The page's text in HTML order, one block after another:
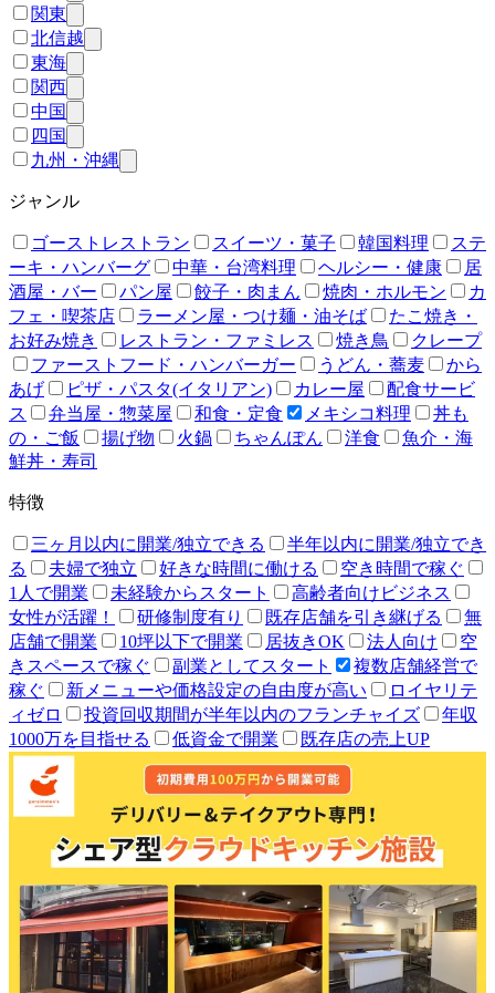
関東
北信越
東海
関西
中国
四国
九州・沖縄
ジャンル
ゴーストレストラン スイーツ・菓子 韓国料理
ステ
ーキ・ハンバーグ
中華・台湾料理 ヘルシー・健康
居
酒屋・バー
パン屋 餃子・肉まん 焼肉・ホルモン
カ
フェ・喫茶店
ラーメン屋・つけ麺・油そば
たこ焼き・
お好み焼き
レストラン・ファミレス 焼き鳥
クレープ
ファーストフード・ハンバーガー
うどん・蕎麦
から
あげ
ピザ・パスタ(イタリアン) カレー屋
配食サービ
ス
弁当屋・惣菜屋 和食・定食 メキシコ料理
丼も
の・ご飯
揚げ物 火鍋 ちゃんぽん 洋食
魚介・海
鮮丼・寿司
特徴
三ヶ月以内に開業/独立できる
半年以内に開業/独立でき
る
夫婦で独立 好きな時間に働ける
空き時間で稼ぐ
1人で開業
未経験からスタート
高齢者向けビジネス
女性が活躍！
研修制度有り 既存店舗を引き継げる
無
店舗で開業
10坪以下で開業 居抜きOK 法人向け
空
きスペースで稼ぐ
副業としてスタート
複数店舗経営で
稼ぐ
新メニューや価格設定の自由度が高い
ロイヤリテ
ィゼロ
投資回収期間が半年以内のフランチャイズ
年収
1000万を目指せる
低資金で開業 既存店の売上UP